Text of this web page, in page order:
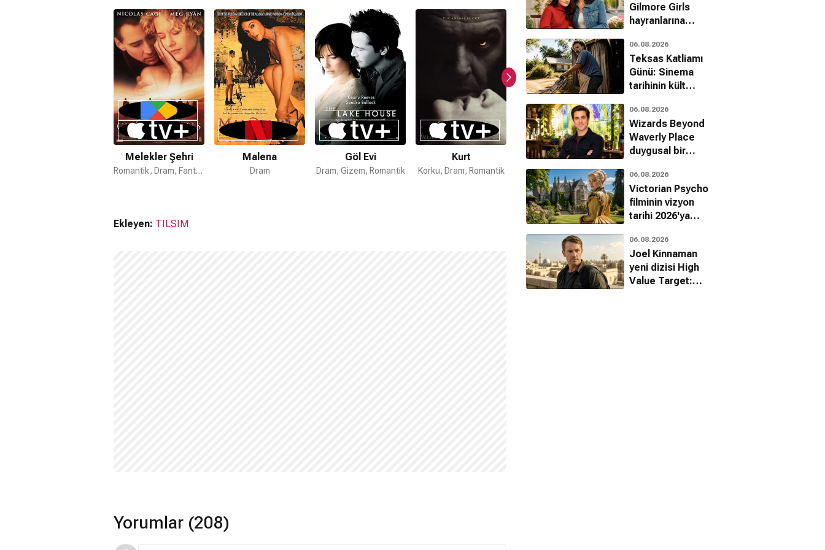
Melekler Şehri
Romantik, Dram, Fantastik
Malena
Dram
Göl Evi
Dram, Gizem, Romantik
Kurt
Korku, Dram, Romantik
Elizabethtown
Komedi, Dram, Romantik
Sonsuz Aşk
Ekleyen: TILSIM
Yorumlar (208)
Gilmore Girls
hayranlarına
belgesel geliyor
06.08.2026
Teksas Katliamı
Günü: Sinema
tarihinin kült
06.08.2026
Wizards Beyond
Waverly Place
duygusal bir
ediyor
06.08.2026
Victorian Psycho
filminin vizyon
tarihi 2026'ya
06.08.2026
Joel Kinnaman
yeni dizisi High
Value Target: